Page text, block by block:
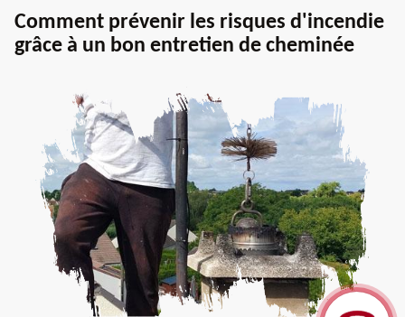
Comment prévenir les risques d'incendie
grâce à un bon entretien de cheminée